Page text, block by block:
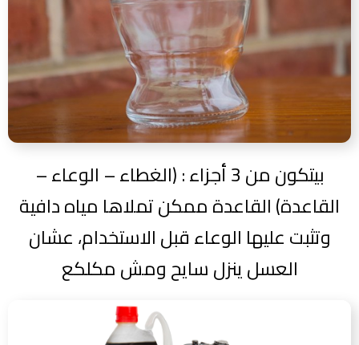
بيتكون من 3 أجزاء : (الغطاء – الوعاء –
القاعدة) القاعدة ممكن تملاها مياه دافية
وتثبت عليها الوعاء قبل الاستخدام، عشان
العسل ينزل سايح ومش مكلكع